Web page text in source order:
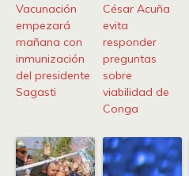
Vacunación
empezará
mañana con
inmunización
del presidente
Sagasti
César Acuña
evita
responder
preguntas
sobre
viabilidad de
Conga